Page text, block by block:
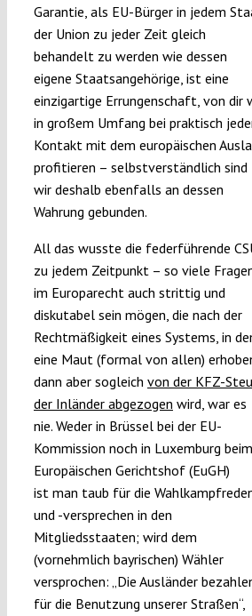
Garantie, als EU-Bürger in jedem
der Union zu jeder Zeit gleich
behandelt zu werden wie dessen
eigene Staatsangehörige, ist eine
einzigartige Errungenschaft, von dir
in großem Umfang bei praktisch
Kontakt mit dem europäischen
profitieren – selbstverständlich sind
wir deshalb ebenfalls an dessen
Wahrung gebunden.
All das wusste die federführende
zu jedem Zeitpunkt – so viele
im Europarecht auch strittig und
diskutabel sein mögen, die nach der
Rechtmäßigkeit eines Systems, in
eine Maut (formal von allen)
dann aber sogleich von der KFZ-
der Inländer abgezogen wird, war es
nie. Weder in Brüssel bei der EU-
Kommission noch in Luxemburg beim
Europäischen Gerichtshof (EuGH)
ist man taub für die
und -versprechen in den
Mitgliedsstaaten; wird dem
(vornehmlich bayrischen) Wähler
versprochen: „Die Ausländer
für die Benutzung unserer Straßen“,